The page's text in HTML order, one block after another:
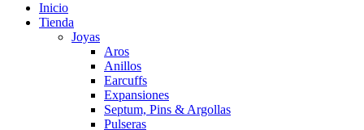
Inicio
Tienda
Joyas
Aros
Anillos
Earcuffs
Expansiones
Septum, Pins & Argollas
Pulseras